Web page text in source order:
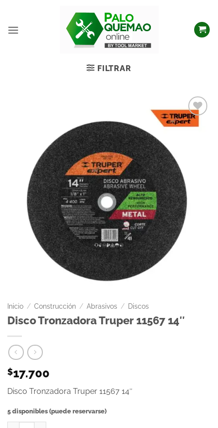
FILTRAR
Añadir
deseos
Inicio / Construcción / Abrasivos / Discos
Disco Tronzadora Truper 11567 14″
$17.700
Disco Tronzadora Truper 11567 14″
5 disponibles (puede reservarse)